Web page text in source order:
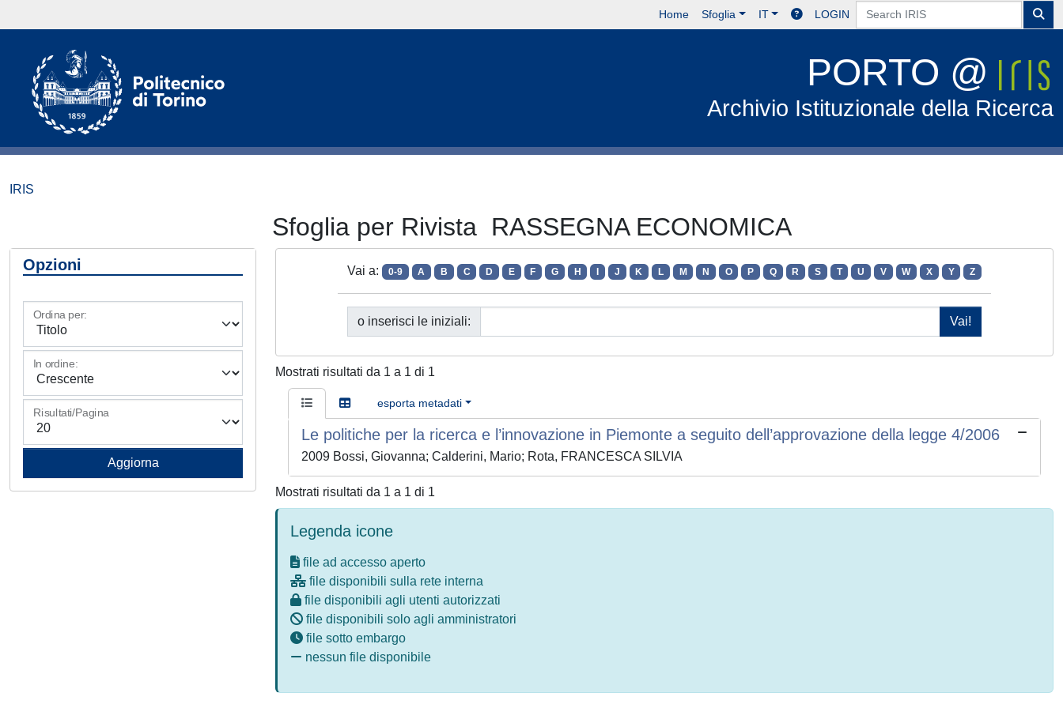
Home Sfoglia IT LOGIN
PORTO @
Archivio Istituzionale della Ricerca
IRIS
Sfoglia per Rivista RASSEGNA ECONOMICA
Opzioni
Ordina per:
In ordine:
Risultati/Pagina
Vai a: 0-9 A B C D E F G H J K L M N O P Q R S T U V W X Y Z
o inserisci le iniziali:
Mostrati risultati da 1 a 1 di 1
esporta metadati
Le politiche per la ricerca e l’innovazione in Piemonte a seguito dell’approvazione della legge 4/2006
2009 Bossi, Giovanna; Calderini, Mario; Rota, FRANCESCA SILVIA
Mostrati risultati da 1 a 1 di 1
Legenda icone
file ad accesso aperto
file disponibili sulla rete interna
file disponibili agli utenti autorizzati
file disponibili solo agli amministratori
file sotto embargo
nessun file disponibile